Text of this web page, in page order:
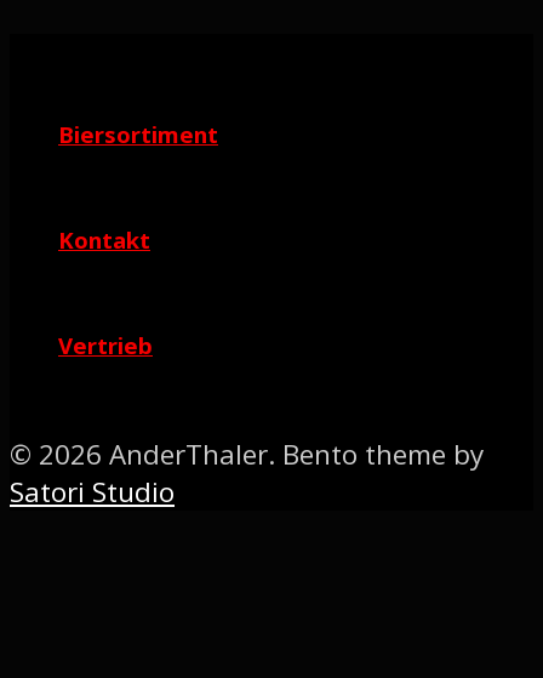
Biersortiment
Kontakt
Vertrieb
© 2026 AnderThaler. Bento theme by
Satori Studio